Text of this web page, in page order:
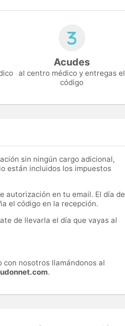
Acudes
al centro médico y entregas el
código
sin ningún cargo adicional,
están incluidos los impuestos
autorización en tu email. El día de
el código en la recepción.
de llevarla el día que vayas al
nosotros llamándonos al
.